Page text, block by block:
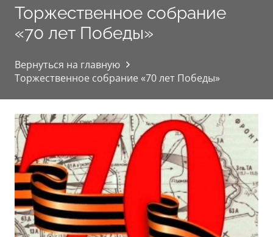
Торжественное собрание
«70 лет Победы»
Вернуться на главную
Торжественное собрание «70 лет Победы»